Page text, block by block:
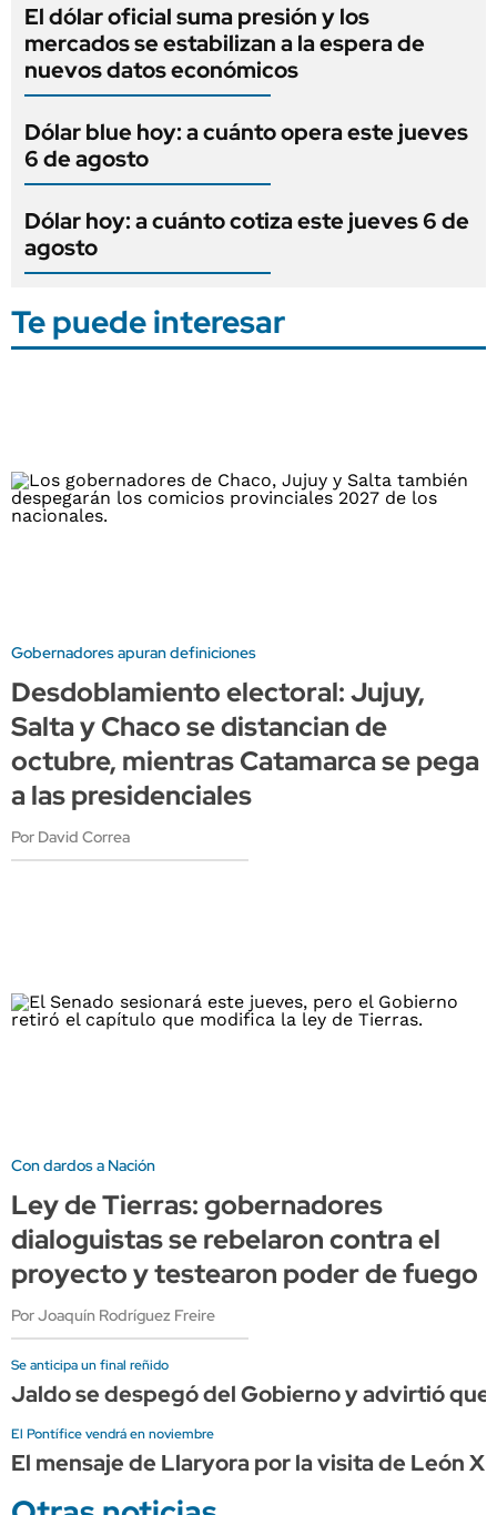
El dólar oficial suma presión y los
mercados se estabilizan a la espera de
nuevos datos económicos
Dólar blue hoy: a cuánto opera este jueves
6 de agosto
Dólar hoy: a cuánto cotiza este jueves 6 de
agosto
Te puede interesar
Gobernadores apuran definiciones
Desdoblamiento electoral: Jujuy,
Salta y Chaco se distancian de
octubre, mientras Catamarca se pega
a las presidenciales
Por David Correa
Con dardos a Nación
Ley de Tierras: gobernadores
dialoguistas se rebelaron contra el
proyecto y testearon poder de fuego
Por Joaquín Rodríguez Freire
Se anticipa un final reñido
Jaldo se despegó del Gobierno y advirtió
El Pontífice vendrá en noviembre
El mensaje de Llaryora por la visita de León